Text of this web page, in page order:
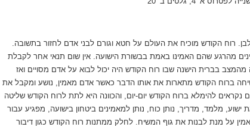
רוח הקודש מוכיח את העולם על חטא וגורם לבני אדם לחזור בתשובה.
מהרגע שהם האמינו באמת בבשורת הישועה. אין שום תנאי אחר לקבלת
בברית הישנה שבו רוח הקודש היה יכול לבוא על אדם מסויים ואז
ברוח הקודש מתארות את אותו הדבר כאשר אדם מאמין, נושע ומקבל את
נקראים להימלא ברוח הקודש יום-יום, והכוונה היא לתת לרוח הקודש שליטה
מלמד, מדריך, נותן כוח, נותן למאמינים ביטחון בישועה, מפגיע עבור
על מנת לבנות את גוף המשיח. לחלק ממתנות רוח הקודש כגון דיבור